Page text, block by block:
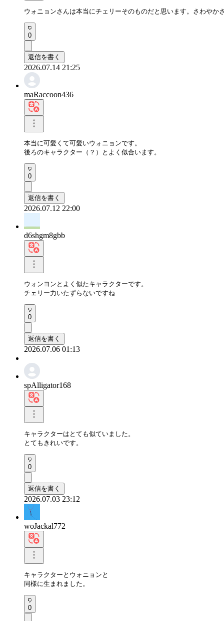
ウォニョンさんは本当にチェリーそのものだと思います。さわやか
0
返信を書く
2026.07.14 21:25
maRaccoon436
本当に可愛くて可愛いウォニョンです。
後ろのキャラクター（？）とよく似合います。
0
返信を書く
2026.07.12 22:00
d6shgm8gbb
ウォンヨンとよく似たキャラクターです。
チェリー力いたずらないですね
0
返信を書く
2026.07.06 01:13
spAlligator168
キャラクターはとても似ていました。
とてもきれいです。
0
返信を書く
2026.07.03 23:12
woJackal772
キャラクターとウォニョンと
同様に生まれました。
0